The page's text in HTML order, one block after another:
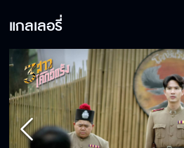
แกลเลอรี่